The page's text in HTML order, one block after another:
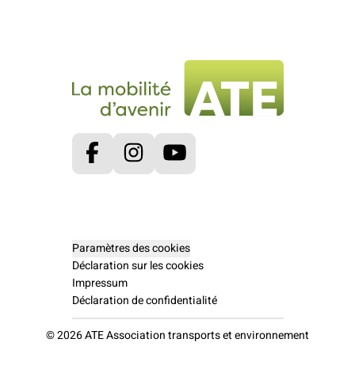
FacebookInstagram
Paramètres des cookies
Déclaration sur les cookies
Impressum
Déclaration de confidentialité
© 2026 ATE Association transports et environnement